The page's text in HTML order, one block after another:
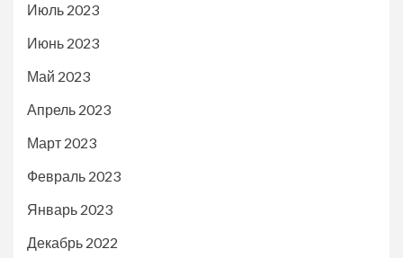
Июль 2023
Июнь 2023
Май 2023
Апрель 2023
Март 2023
Февраль 2023
Январь 2023
Декабрь 2022